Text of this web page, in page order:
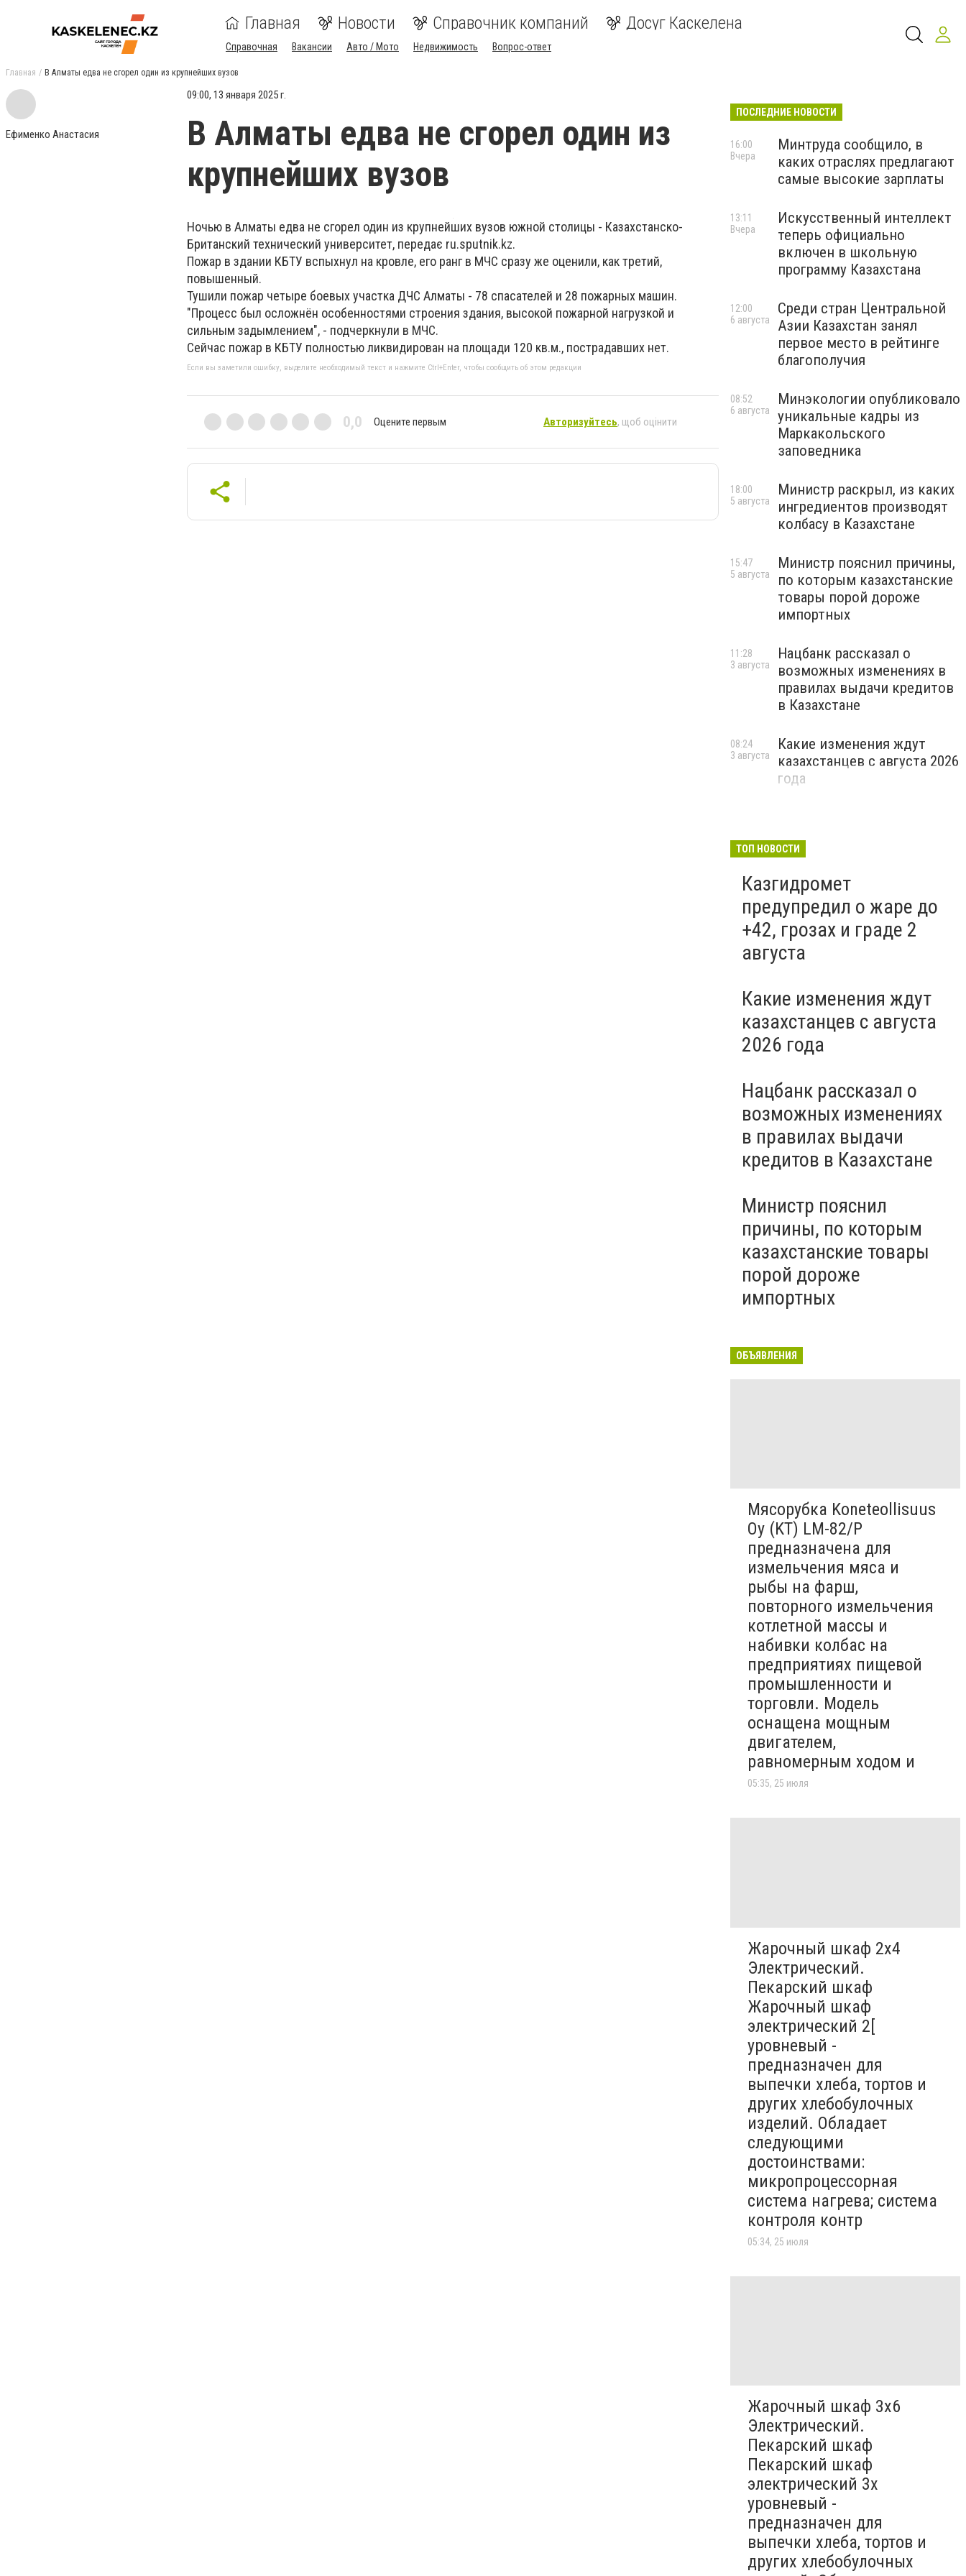
Главная Новости Справочник компаний Досуг Каскелена
Справочная Вакансии Авто / Мото Недвижимость Вопрос-ответ
Главная В Алматы едва не сгорел один из крупнейших вузов
Ефименко Анастасия
09:00, 13 января 2025 г.
В Алматы едва не сгорел один из
крупнейших вузов
Ночью в Алматы едва не сгорел один из крупнейших вузов южной столицы - Казахстанско-
Британский технический университет, передає ru.sputnik.kz.
Пожар в здании КБТУ вспыхнул на кровле, его ранг в МЧС сразу же оценили, как третий,
повышенный.
️Тушили пожар четыре боевых участка ДЧС Алматы - 78 спасателей и 28 пожарных машин.
"Процесс был осложнён особенностями строения здания, высокой пожарной нагрузкой и
сильным задымлением", - подчеркнули в МЧС.
Сейчас пожар в КБТУ полностью ликвидирован на площади 120 кв.м., пострадавших нет.
Если вы заметили ошибку, выделите необходимый текст и нажмите Ctrl+Enter, чтобы сообщить об этом редакции
0,0 Оцените первым Авторизуйтесь, щоб оцінити
ПОСЛЕДНИЕ НОВОСТИ
Минтруда сообщило, в
каких отраслях предлагают
самые высокие зарплаты
16:00
Вчера
Искусственный интеллект
теперь официально
включен в школьную
программу Казахстана
13:11
Вчера
Среди стран Центральной
Азии Казахстан занял
первое место в рейтинге
благополучия
12:00
6 августа
Минэкологии опубликовало
уникальные кадры из
Маркакольского
заповедника
08:52
6 августа
Министр раскрыл, из каких
ингредиентов производят
колбасу в Казахстане
18:00
5 августа
Министр пояснил причины,
по которым казахстанские
товары порой дороже
импортных
15:47
5 августа
Нацбанк рассказал о
возможных изменениях в
правилах выдачи кредитов
в Казахстане
11:28
3 августа
Какие изменения ждут
казахстанцев с августа 2026
года
08:24
3 августа
ТОП НОВОСТИ
Казгидромет
предупредил о жаре до
+42, грозах и граде 2
августа
Какие изменения ждут
казахстанцев с августа
2026 года
Нацбанк рассказал о
возможных изменениях
в правилах выдачи
кредитов в Казахстане
Министр пояснил
причины, по которым
казахстанские товары
порой дороже
импортных
ОБЪЯВЛЕНИЯ
Мясорубка Koneteollisuus
Oy (KT)​ LM-82/P
предназначена для
измельчения мяса и
рыбы на фарш,
повторного измельчения
котлетной массы и
набивки колбас на
предприятиях пищевой
промышленности и
торговли. Модель
оснащена мощным
двигателем,
равномерным ходом и
05:35, 25 июля
Жарочный шкаф 2х4
Электрический.
Пекарский шкаф
Жарочный шкаф
электрический 2[
уровневый -
предназначен для
выпечки хлеба, тортов и
других хлебобулочных
изделий. Обладает
следующими
достоинствами:
микропроцессорная
система нагрева; система
контроля контр
05:34, 25 июля
Жарочный шкаф 3х6
Электрический.
Пекарский шкаф
Пекарский шкаф
электрический 3х
уровневый -
предназначен для
выпечки хлеба, тортов и
других хлебобулочных